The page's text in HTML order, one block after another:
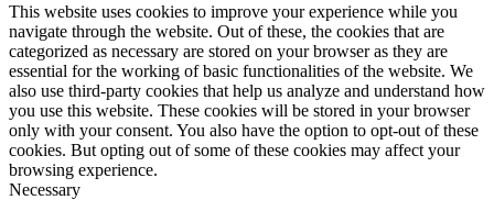
This website uses cookies to improve your experience while you
navigate through the website. Out of these, the cookies that are
categorized as necessary are stored on your browser as they are
essential for the working of basic functionalities of the website. We
also use third-party cookies that help us analyze and understand how
you use this website. These cookies will be stored in your browser
only with your consent. You also have the option to opt-out of these
cookies. But opting out of some of these cookies may affect your
browsing experience.
Necessary